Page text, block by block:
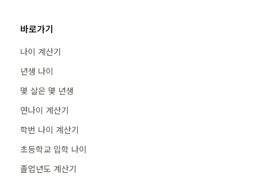
바로가기
나이 계산기
년생 나이
몇 살은 몇 년생
연나이 계산기
학번 나이 계산기
초등학교 입학 나이
졸업년도 계산기